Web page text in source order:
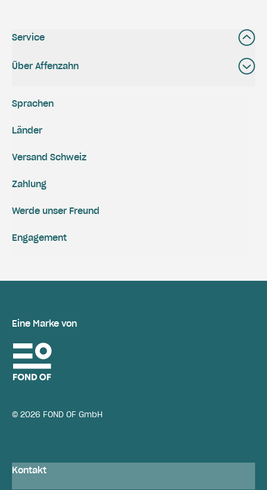
Service
Über Affenzahn
Versand Schweiz
Zahlung
Engagement
Werde unser Freund
Sprachen
Länder
Eine Marke von
© 2026 FOND OF GmbH
Kontakt